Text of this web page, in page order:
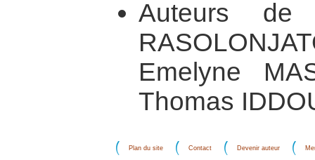
Auteurs
Emelyne
Thomas
Plan du site Contact Devenir auteur